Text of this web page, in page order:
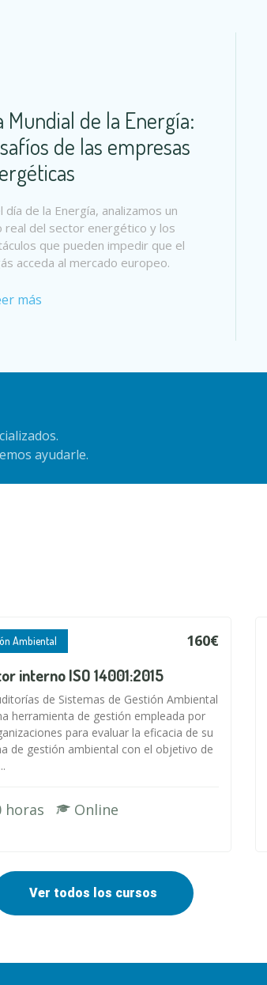
Mundial de la Energía:
de las empresas
día de la Energía, analizamos un
real del sector energético y los
que pueden impedir que el
acceda al mercado europeo.
más
ayudarle.
Ambiental 160€
interno ISO 14001:2015
de Sistemas de Gestión Ambiental
herramienta de gestión empleada por
para evaluar la eficacia de su
de gestión ambiental con el objetivo de
horas Online
Ver todos los cursos